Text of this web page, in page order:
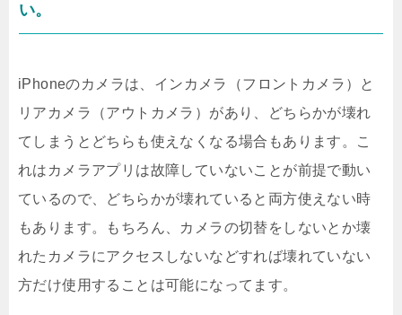
い。
iPhoneのカメラは、インカメラ（フロントカメラ）と
リアカメラ（アウトカメラ）があり、どちらかが壊れ
てしまうとどちらも使えなくなる場合もあります。こ
れはカメラアプリは故障していないことが前提で動い
ているので、どちらかが壊れていると両方使えない時
もあります。もちろん、カメラの切替をしないとか壊
れたカメラにアクセスしないなどすれば壊れていない
方だけ使用することは可能になってます。